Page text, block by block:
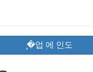
̧�업 에 인도